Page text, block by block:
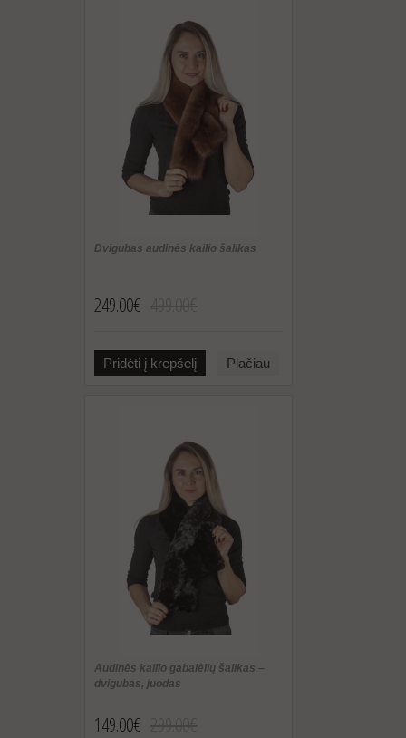
Dvigubas audinės kailio šalikas
249.00€
Pridėti į krepšelį Plačiau
Audinės kailio gabalėlių šalikas –
dvigubas, juodas
149.00€